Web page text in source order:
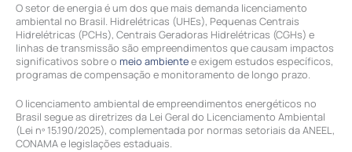
O setor de energia é um dos que mais demanda licenciamento
ambiental no Brasil. Hidrelétricas (UHEs), Pequenas Centrais
Hidrelétricas (PCHs), Centrais Geradoras Hidrelétricas (CGHs) e
linhas de transmissão são empreendimentos que causam impactos
significativos sobre o meio ambientee exigem estudos específicos,
programas de compensação e monitoramento de longo prazo.
O licenciamento ambiental de empreendimentos energéticos no
Brasil segue as diretrizes da Lei Geral do Licenciamento Ambiental
(Lei nº 15.190/2025), complementada por normas setoriais da ANEEL,
CONAMA e legislações estaduais.